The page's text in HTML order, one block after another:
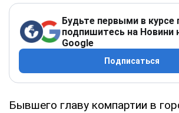
Будьте первыми в курсе
подпишитесь на Новини
Google
Подписаться
Бывшего главу компартии в